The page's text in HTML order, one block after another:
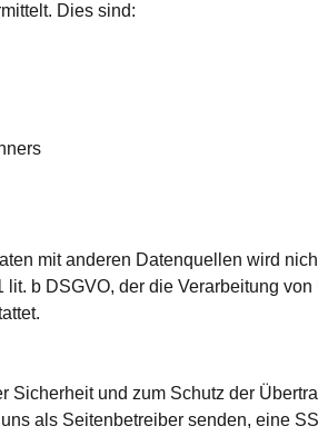
Dies sind:
mit anderen Datenquellen wird
lit. b DSGVO, der die Verarbeitung
Sicherheit und zum Schutz der
als Seitenbetreiber senden, eine